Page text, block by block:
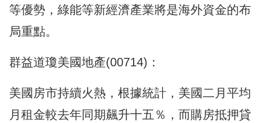
等優勢，綠能等新經濟產業將是海外資金的布
局重點。
群益道瓊美國地產(00714)：
美國房市持續火熱，根據統計，美國二月平均
月租金較去年同期飆升十五％，而購房抵押貸